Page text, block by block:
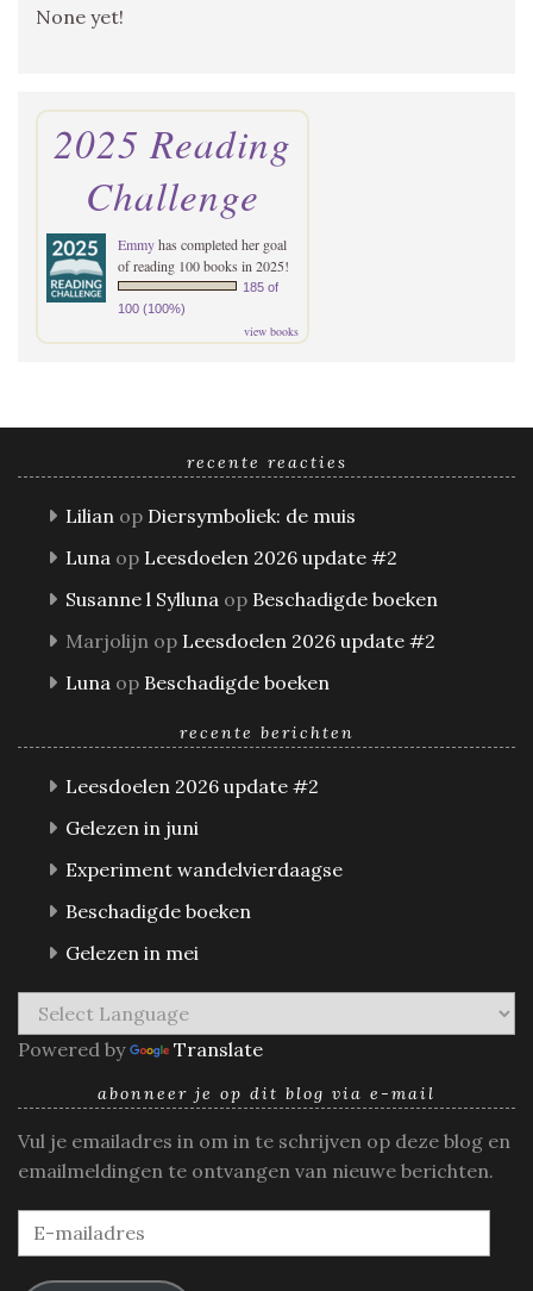
None yet!
2025 Reading
Challenge
Emmyhas completed her goal
of reading 100 books in 2025!
185 of
100 (100%)
view books
recente reacties
Lilian op Diersymboliek: de muis
Luna op Leesdoelen 2026 update #2
Susanne l Sylluna op Beschadigde boeken
Marjolijn op Leesdoelen 2026 update #2
Luna op Beschadigde boeken
recente berichten
Leesdoelen 2026 update #2
Gelezen in juni
Experiment wandelvierdaagse
Beschadigde boeken
Gelezen in mei
Powered by Translate
abonneer je op dit blog via e-mail
Vul je emailadres in om in te schrijven op deze blog en
emailmeldingen te ontvangen van nieuwe berichten.
E-
mailadres